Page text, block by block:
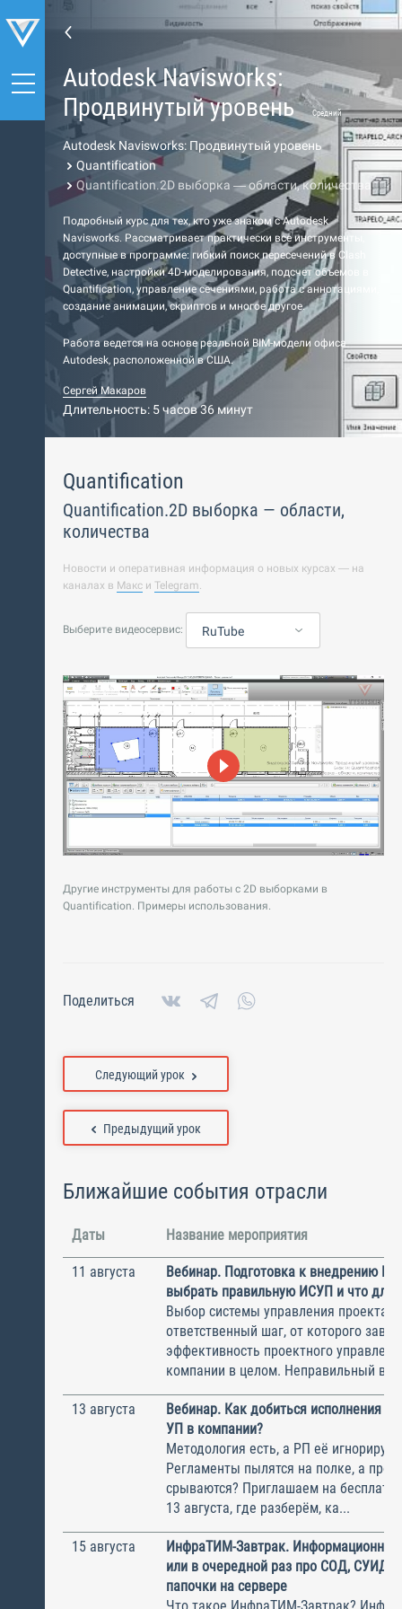
Autodesk Navisworks:
Продвинутый уровень
Средний
Autodesk Navisworks: Продвинутый уровень
Quantification
Quantification.2D выборка — области, количества
Подробный курс для тех, кто уже знаком с Autodesk
Navisworks. Рассматривает практически все инструменты,
доступные в программе: гибкий поиск пересечений в Clash
Detective, настройки 4D-моделирования, подсчет объемов в
Quantification, управление сечениями, работа с аннотациями,
создание анимации, скриптов и многое другое.
Работа ведется на основе реальной BIM-модели офиса
Autodesk, расположенной в США.
Сергей Макаров
Длительность: 5 часов 36 минут
Quantification
Quantification.2D выборка — области,
количества
Новости и оперативная информация о новых курсах — на
каналах в Макс и Telegram.
Выберите видеосервис: RuTube
Другие инструменты для работы с 2D выборками в
Quantification. Примеры использования.
Поделиться
Предыдущий урок
Следующий урок
Ближайшие события отрасли
Даты Название мероприятия
11 августа
Вебинар. Подготовка к внедрению
выбрать правильную ИСУП и что для
Выбор системы управления
ответственный шаг, от которого
эффективность проектного
компании в целом. Неправильный
13 августа
Вебинар. Как добиться исполнения
УП в компании?
Методология есть, а РП её
Регламенты пылятся на полке, а
срываются? Приглашаем на
13 августа, где разберём, ка...
15 августа
ИнфраТИМ-Завтрак.
или в очередной раз про СОД, СУИД и
папочки на сервере